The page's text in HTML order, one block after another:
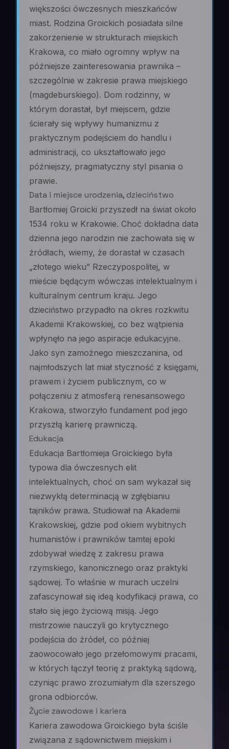
większości ówczesnych mieszkańców
miast. Rodzina Groickich posiadała silne
zakorzenienie w strukturach miejskich
Krakowa, co miało ogromny wpływ na
późniejsze zainteresowania prawnika –
szczególnie w zakresie prawa miejskiego
(magdeburskiego). Dom rodzinny, w
którym dorastał, był miejscem, gdzie
ścierały się wpływy humanizmu z
praktycznym podejściem do handlu i
administracji, co ukształtowało jego
późniejszy, pragmatyczny styl pisania o
prawie.
Data i miejsce urodzenia, dzieciństwo
Bartłomiej Groicki przyszedł na świat około
1534 roku w Krakowie. Choć dokładna data
dzienna jego narodzin nie zachowała się w
źródłach, wiemy, że dorastał w czasach
„złotego wieku” Rzeczypospolitej, w
mieście będącym wówczas intelektualnym i
kulturalnym centrum kraju. Jego
dzieciństwo przypadło na okres rozkwitu
Akademii Krakowskiej, co bez wątpienia
wpłynęło na jego aspiracje edukacyjne.
Jako syn zamożnego mieszczanina, od
najmłodszych lat miał styczność z księgami,
prawem i życiem publicznym, co w
połączeniu z atmosferą renesansowego
Krakowa, stworzyło fundament pod jego
przyszłą karierę prawniczą.
Edukacja
Edukacja Bartłomieja Groickiego była
typowa dla ówczesnych elit
intelektualnych, choć on sam wykazał się
niezwykłą determinacją w zgłębianiu
tajników prawa. Studiował na Akademii
Krakowskiej, gdzie pod okiem wybitnych
humanistów i prawników tamtej epoki
zdobywał wiedzę z zakresu prawa
rzymskiego, kanonicznego oraz praktyki
sądowej. To właśnie w murach uczelni
zafascynował się ideą kodyfikacji prawa, co
stało się jego życiową misją. Jego
mistrzowie nauczyli go krytycznego
podejścia do źródeł, co później
zaowocowało jego przełomowymi pracami,
w których łączył teorię z praktyką sądową,
czyniąc prawo zrozumiałym dla szerszego
grona odbiorców.
Życie zawodowe i kariera
Kariera zawodowa Groickiego była ściśle
związana z sądownictwem miejskim i